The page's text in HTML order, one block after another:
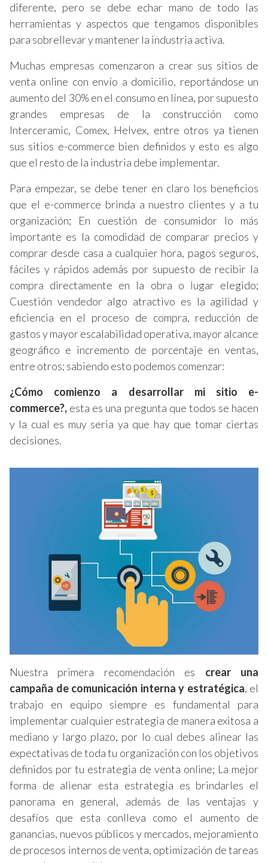
diferente, pero se debe echar mano de todo las
herramientas y aspectos que tengamos disponibles
para sobrellevar y mantener la industria activa.
Muchas empresas comenzaron a crear sus sitios de
venta online con envío a domicilio, reportándose un
aumento del 30% en el consumo en línea, por supuesto
grandes empresas de la construcción como
Interceramic, Comex, Helvex, entre otros ya tienen
sus sitios e-commerce bien definidos y esto es algo
que el resto de la industria debe implementar.
Para empezar, se debe tener en claro los beneficios
que el e-commerce brinda a nuestro clientes y a tu
organización; En cuestión de consumidor lo más
importante es la comodidad de comparar precios y
comprar desde casa a cualquier hora, pagos seguros,
fáciles y rápidos además por supuesto de recibir la
compra directamente en la obra o lugar elegido;
Cuestión vendedor algo atractivo es la agilidad y
eficiencia en el proceso de compra, reducción de
gastos y mayor escalabilidad operativa, mayor alcance
geográfico e incremento de porcentaje en ventas,
entre otros; sabiendo esto podemos comenzar:
¿Cómo comienzo a desarrollar mi sitio e-
commerce?, esta es una pregunta que todos se hacen
y la cual es muy seria ya que hay que tomar ciertas
decisiones.
Nuestra primera recomendación es crear una
campaña de comunicación interna y estratégica, el
trabajo en equipo siempre es fundamental para
implementar cualquier estrategia de manera exitosa a
mediano y largo plazo, por lo cual debes alinear las
expectativas de toda tu organización con los objetivos
definidos por tu estrategia de venta online; La mejor
forma de alienar esta estrategia es brindarles el
panorama en general, además de las ventajas y
desafíos que esta conlleva como el aumento de
ganancias, nuevos públicos y mercados, mejoramiento
de procesos internos de venta, optimización de tareas